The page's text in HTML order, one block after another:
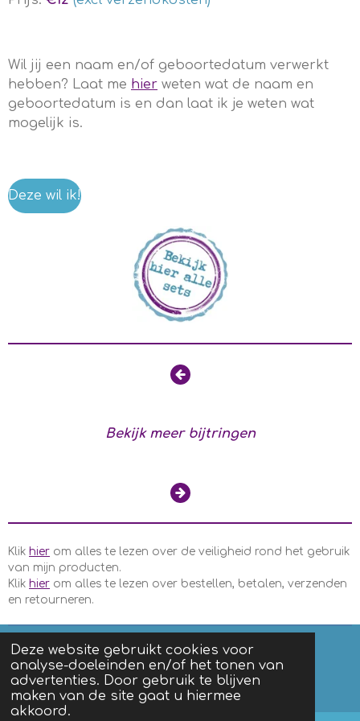
Deze website gebruikt cookies voor
analyse-doeleinden en/of het tonen van
advertenties. Door gebruik te blijven
maken van de site gaat u hiermee
akkoord.
Wil jij een naam en/of geboortedatum verwerkt
hebben? Laat me hier weten wat de naam en
geboortedatum is en dan laat ik je weten wat
mogelijk is.
Deze wil ik!
Bekijk meer bijtringen
Klik hier om alles te lezen over de veiligheid rond het gebruik
van mijn producten.
Klik hier om alles te lezen over bestellen, betalen, verzenden
en retourneren.
F
a
c
I
n
s
Algemene voorwaarden | Privacy